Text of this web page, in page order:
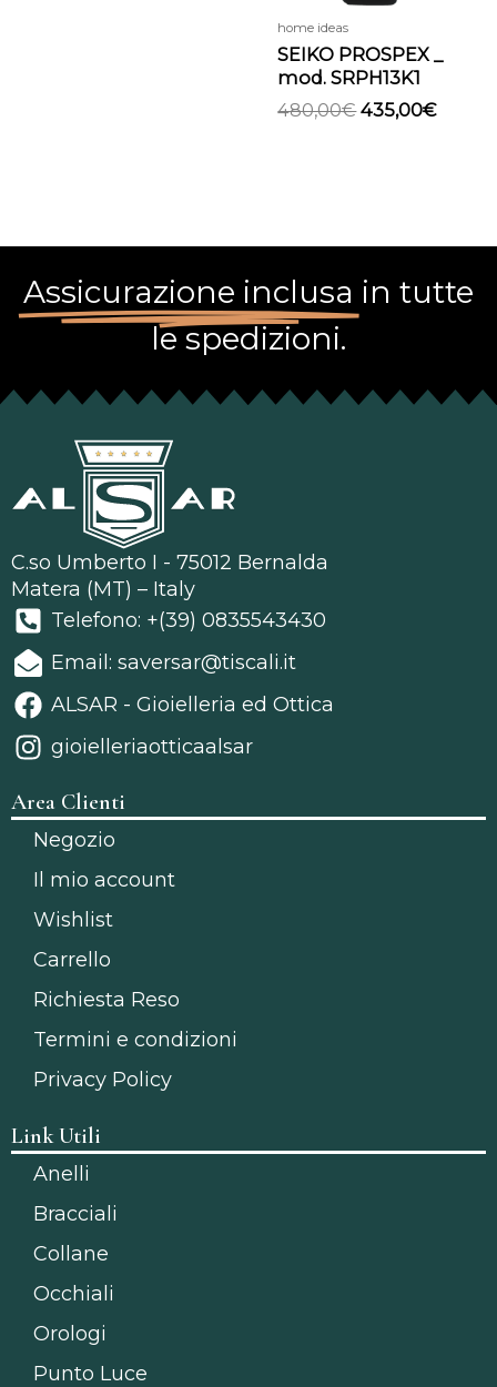
home ideas
SEIKO PROSPEX _
mod. SRPH13K1
480,00€ 435,00€
Assicurazione inclusa in tutte
le spedizioni.
C.so Umberto I - 75012 Bernalda
Matera (MT) – Italy
Telefono: +(39) 0835543430
Email: saversar@tiscali.it
ALSAR - Gioielleria ed Ottica
gioielleriaotticaalsar
Area Clienti
Negozio
Il mio account
Wishlist
Carrello
Richiesta Reso
Termini e condizioni
Privacy Policy
Link Utili
Anelli
Bracciali
Collane
Occhiali
Orologi
Punto Luce